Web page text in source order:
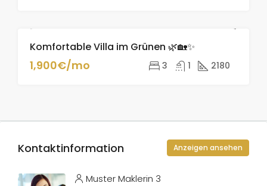
ZU VERMIETEN
Komfortable Villa im Grünen 🌿🏡✨
1,900€/mo 3 1 2180
Kontaktinformation Anzeigen ansehen
Muster Maklerin 3